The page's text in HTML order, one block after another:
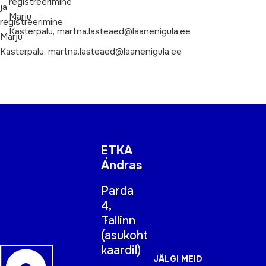
ja
registreerimine
Marju
Kasterpalu, martna.lasteaed@laanenigula.ee
Marju
Kasterpalu, martna.lasteaed@laanenigula.ee
ETKA
Andras
Parda
4,
Tallinn
(asukoht
kaardil)
JÄLGI MEID